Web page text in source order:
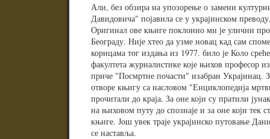
Али, без обзира на упозорење о замени
Давидовича" појавила се у украјинском
Оригинал ове књиге поклонио ми је улични
Београду. Није хтео да узме новац кад сам
корицама тог издања из 1977. било је Коло
факултета журналистике које њихов професор
приче "Посмртне почасти" изабран Украјинац.
отворе књигу са насловом "Енциклопедија
прочитали до краја. За оне који су пратили
на њиховом путу до спознаје и за оне који тек
књиге. Још увек траје украјинско путовање
се наставља.